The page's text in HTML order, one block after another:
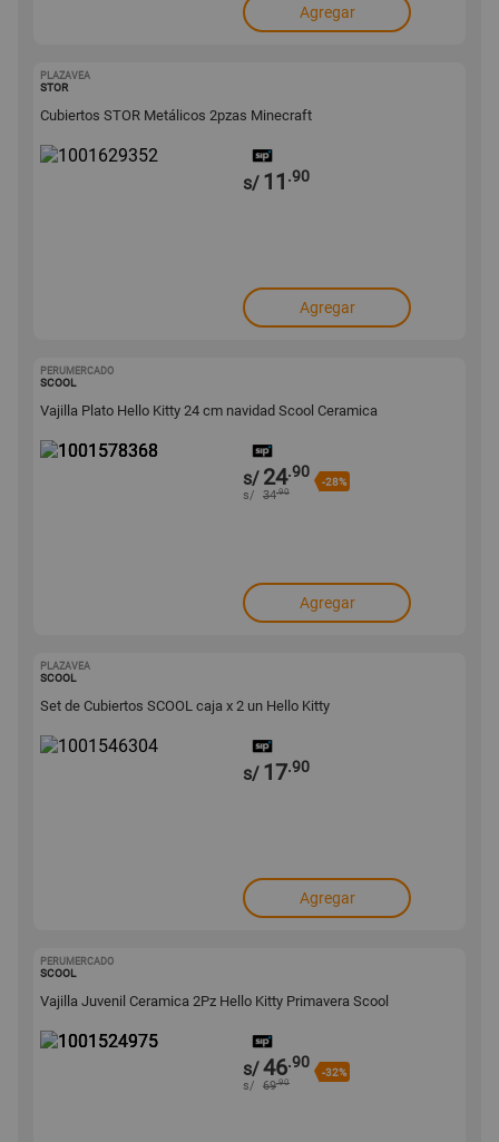
Agregar
PLAZAVEA
STOR
Cubiertos STOR Metálicos 2pzas Minecraft
s/ 11 .90
Agregar
PERUMERCADO
SCOOL
Vajilla Plato Hello Kitty 24 cm navidad Scool Ceramica
s/ 24.90
-28%
s/ 34.90
Agregar
PLAZAVEA
SCOOL
Set de Cubiertos SCOOL caja x 2 un Hello Kitty
s/ 17.90
Agregar
PERUMERCADO
SCOOL
Vajilla Juvenil Ceramica 2Pz Hello Kitty Primavera Scool
s/46.90
-32%
s/ 69.90